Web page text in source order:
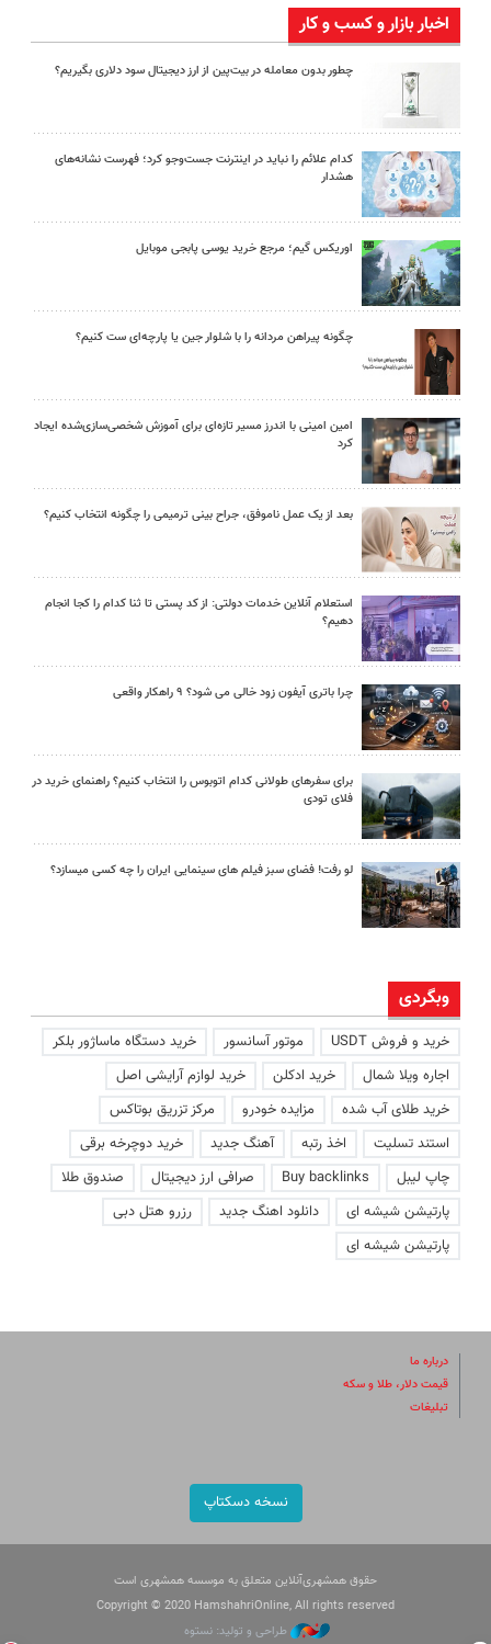
اخبار بازار و کسب و کار
چطور بدون معامله در بیت‌پین از ارز دیجیتال سود دلاری بگیریم؟
کدام علائم را نباید در اینترنت جست‌وجو کرد؛ فهرست نشانه‌های
هشدار
اوریکس گیم؛ مرجع خرید یوسی پابجی موبایل
چگونه پیراهن مردانه را با شلوار جین یا پارچه‌ای ست کنیم؟
امین امینی با اندرز مسیر تازه‌ای برای آموزش شخصی‌سازی‌شده ایجاد
کرد
بعد از یک عمل ناموفق، جراح بینی ترمیمی را چگونه انتخاب کنیم؟
استعلام آنلاین خدمات دولتی: از کد پستی تا ثنا کدام را کجا انجام
دهیم؟
چرا باتری آیفون زود خالی می شود؟ ۹ راهکار واقعی
برای سفرهای طولانی کدام اتوبوس را انتخاب کنیم؟ راهنمای خرید در
فلای تودی
لو رفت! فضای سبز فیلم های سینمایی ایران را چه کسی میسازد؟
وبگردی
خرید و فروش USDT موتور آسانسور
خرید دستگاه ماساژور بلکر
اجاره ویلا شمال
خرید ادکلن
خرید لوازم آرایشی اصل
خرید طلای آب شده
مزایده خودرو
مرکز تزریق بوتاکس
استند تسلیت
اخذ رتبه آهنگ جدید
خرید دوچرخه برقی
چاپ لیبل
Buy backlinks صرافی ارز دیجیتال
صندوق طلا
پارتیشن شیشه ای
دانلود اهنگ جدید
رزرو هتل دبی
پارتیشن شیشه ای
درباره ما
قیمت دلار، طلا و سکه
تبلیغات
نسخه دسکتاپ
حقوق همشهری‌آنلاین متعلق به موسسه همشهری است
Copyright © 2020 HamshahriOnline, All rights reserved
طراحی و تولید: نستوه